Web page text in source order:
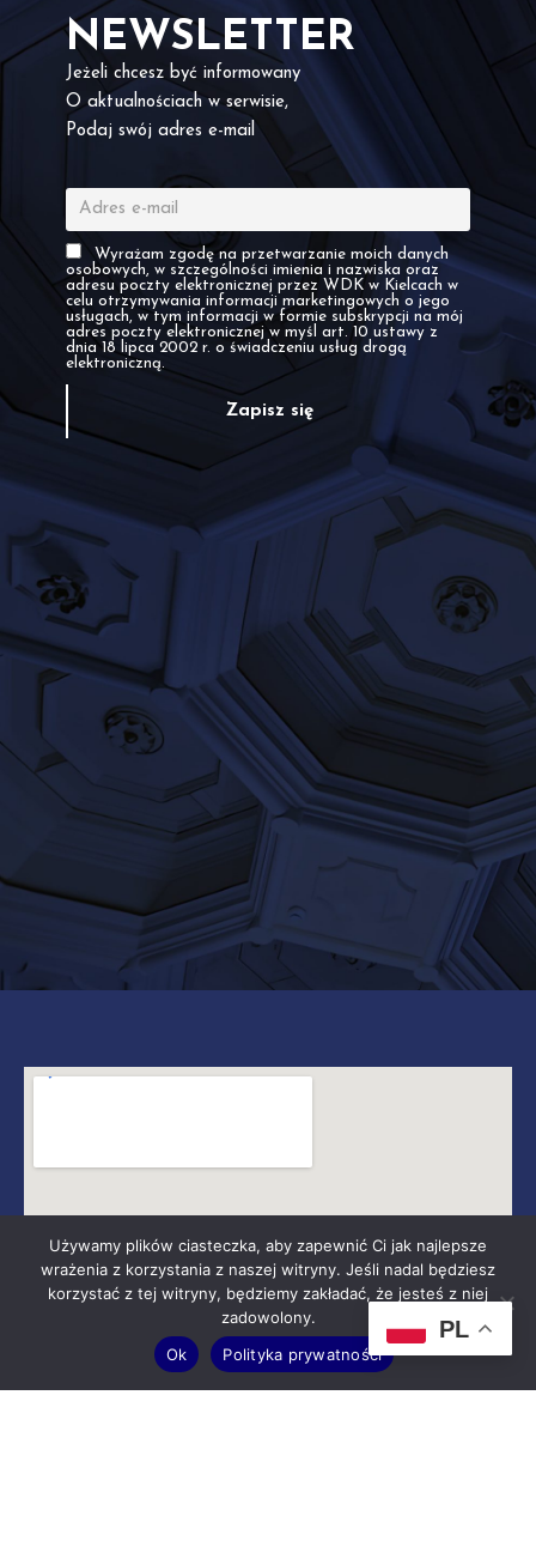
NEWSLETTER
Jeżeli chcesz być informowany
O aktualnościach w serwisie,
Podaj swój adres e-mail
Wyrażam zgodę na przetwarzanie moich danych
osobowych, w szczególności imienia i nazwiska oraz
adresu poczty elektronicznej przez WDK w Kielcach w
celu otrzymywania informacji marketingowych o jego
usługach, w tym informacji w formie subskrypcji na mój
adres poczty elektronicznej w myśl art. 10 ustawy z
dnia 18 lipca 2002 r. o świadczeniu usług drogą
elektroniczną.
PL
Używamy plików ciasteczka, aby zapewnić Ci jak najlepsze
wrażenia z korzystania z naszej witryny. Jeśli nadal będziesz
korzystać z tej witryny, będziemy zakładać, że jesteś z niej
zadowolony.
Ok
Polityka prywatności